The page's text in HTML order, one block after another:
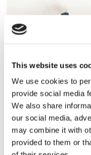
This website uses
We use cookies to
provide social media
We also share
our social media,
may combine it with
provided to them or
Eckerö